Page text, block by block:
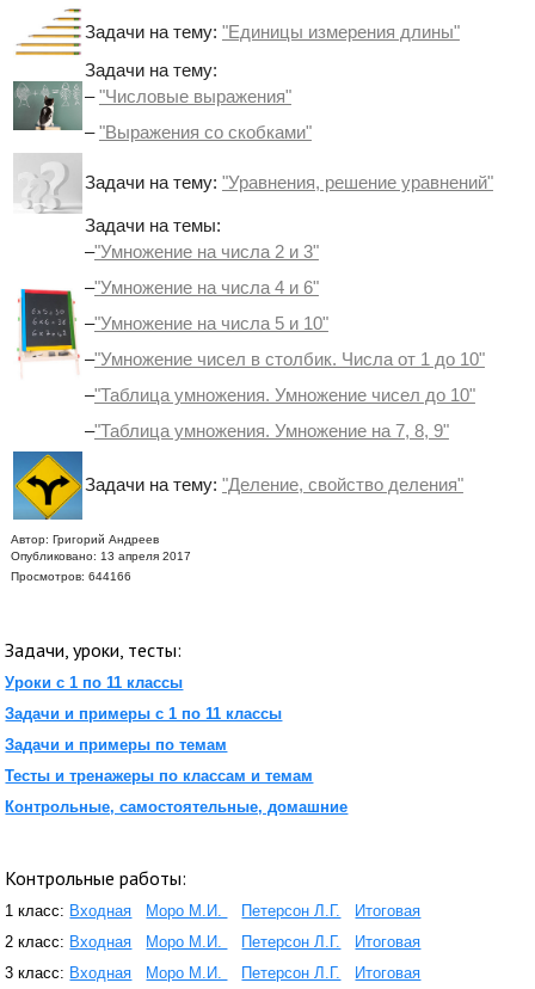
Задачи на тему: "Единицы измерения длины"
Задачи на тему:
–"Числовые выражения"
–"Выражения со скобками"
Задачи на тему: "Уравнения, решение уравнений"
Задачи на темы:
–"Умножение на числа 2 и 3"
–"Умножение на числа 4 и 6"
–"Умножение на числа 5 и 10"
–"Умножение чисел в столбик. Числа от 1 до 10"
–"Таблица умножения. Умножение чисел до 10"
–"Таблица умножения. Умножение на 7, 8, 9"
Задачи на тему: "Деление, свойство деления"
Автор: Григорий Андреев
Опубликовано: 13 апреля 2017
Просмотров: 644166
Задачи, уроки, тесты:
Уроки с 1 по 11 классы
Задачи и примеры с 1 по 11 классы
Задачи и примеры по темам
Тесты и тренажеры по классам и темам
Контрольные, самостоятельные, домашние
Контрольные работы:
1 класс: Входная Моро М.И. Петерсон Л.Г.
Итоговая
2 класс: Входная Моро М.И. Петерсон Л.Г.
Итоговая
3 класс: Входная Моро М.И. Петерсон Л.Г.
Итоговая